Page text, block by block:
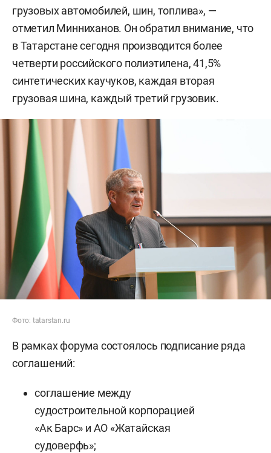
грузовых автомобилей, шин, топлива», —
отметил Минниханов. Он обратил внимание, что
в Татарстане сегодня производится более
четверти российского полиэтилена, 41,5%
синтетических каучуков, каждая вторая
грузовая шина, каждый третий грузовик.
Фото: tatarstan.ru
В рамках форума состоялось подписание ряда
соглашений:
соглашение между
судостроительной корпорацией
«Ак Барс» и АО «Жатайская
судоверфь»;